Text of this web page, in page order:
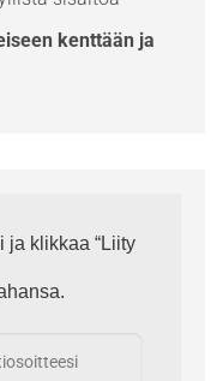
kenttään ja
ja klikkaa “Liity